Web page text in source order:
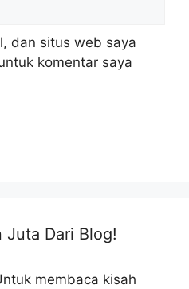
dan situs web saya
komentar saya
Juta Dari Blog!
membaca kisah